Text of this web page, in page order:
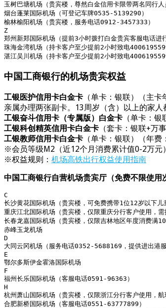
玉树巴塘机场（贵宾楼，尊然白金信用卡限带两名同行人
烟台蓬莱国际机场（可登记车牌0535-5139290）
榆林榆阳机场（贵宾楼，服务电话0912-3457333）
Z
郑州新郑国际机场（提前3小时拨打白金贵宾客服电话进
珠海金湾机场（持卡客户至少提前2小时致电
湛江吴川机场（持卡客户至少提前2小时致电
中国工商银行的机场贵宾权益
工银医护信用卡白金卡 （单卡：银联）（主
亲属办理两张副卡。13周岁（含）以上的家人
工银奋斗信用卡（专属版）白金卡 （单卡：
工银科创精英信用卡白金卡 （套卡：银联+万
工银教师信用卡白金卡 （单卡：银联）（年
※会员等级M2（近12个月消费累计值0-2万元
※权益规则： 机场高铁出行权益使用指南
中国工商银行自营机场贵宾厅（免费不限使用
C
长沙黄花国际机场（贵宾楼，可免费携带1位12岁以下
重庆江北国际机场（贵宾楼，仅限重庆分行客户使用，
长春龙嘉国际机场（贵宾楼，仅限吉林地区年度消费满
赤峰玉龙机场
D
大同云冈机场（服务电话0352-5688169，提供进出港服
E
鄂尔多斯伊金霍洛国际机场
F
福州长乐国际机场（客服电话0591-96363）
H
杭州萧山国际机场（贵宾楼，仅限浙江分行客户使用，
合肥新桥国际机场（客服电话0551-63777899）